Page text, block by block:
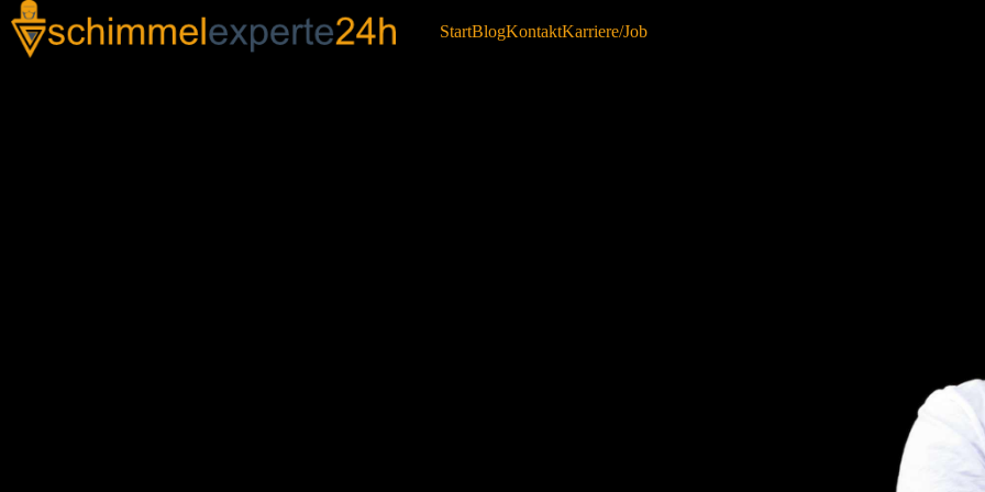
StartBlogKontaktKarriere/Job